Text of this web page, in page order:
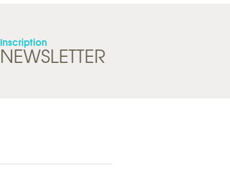
Inscription
NEWSLETTER